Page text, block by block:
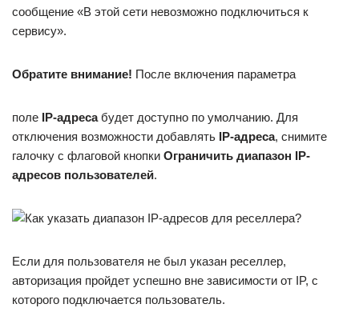
сообщение «В этой сети невозможно подключиться к
сервису».
Обратите внимание! После включения параметра
поле IP-адресабудет доступно по умолчанию. Для
отключения возможности добавлять IP-адреса, снимите
галочку с флаговой кнопки Ограничить диапазон IP-
адресов пользователей.
Если для пользователя не был указан реселлер,
авторизация пройдет успешно вне зависимости от IP, с
которого подключается пользователь.